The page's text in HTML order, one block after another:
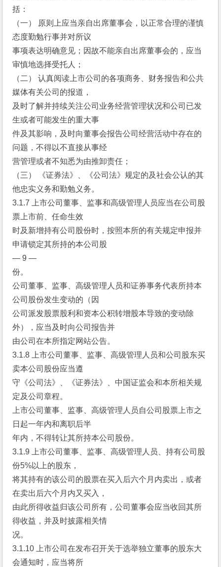
括：
（一） 原则上应当亲自出席董事会，以正常合理的谨慎
态度勤勉行事并对所议
事项表达明确意见；因故不能亲自出席董事会的，应当
审慎地选择受托人；
（二） 认真阅读上市公司的各项商务、财务报告和公共
媒体有关公司的报道，
及时了解并持续关注公司业务经营管理状况和公司已发
生或者可能发生的重大事
件及其影响，及时向董事会报告公司经营活动中存在的
问题，不得以不直接从事经
营管理或者不知悉为由推卸责任；
（三） 《证券法》、《公司法》规定的及社会公认的其
他忠实义务和勤勉义务。
3.1.7 上市公司董事、监事和高级管理人员应当在公司股
票上市前、任命生效
时及新增持有公司股份时，按照本所的有关规定申报并
申请锁定其所持的本公司股
— 9 —
份。
公司董事、监事、高级管理人员和证券事务代表所持本
公司股份发生变动的（因
公司派发股票股利和资本公积转增股本导致的变动除
外），应当及时向公司报告并
由公司在本所指定网站公告。
3.1.8 上市公司董事、监事、高级管理人员和公司股东买
卖本公司股份应当遵
守《公司法》、《证券法》、中国证监会和本所相关规
定及公司章程。
上市公司董事、监事、高级管理人员自公司股票上市之
日起一年内和离职后半
年内，不得转让其所持本公司股份。
3.1.9 上市公司董事、监事、高级管理人员、持有公司股
份5%以上的股东，
将其持有的该公司的股票在买入后六个月内卖出，或者
在卖出后六个月内又买入，
由此所得收益归该公司所有，公司董事会应当收回其所
得收益，并及时披露相关情
况。
3.1.10 上市公司在发布召开关于选举独立董事的股东大
会通知时，应当将所